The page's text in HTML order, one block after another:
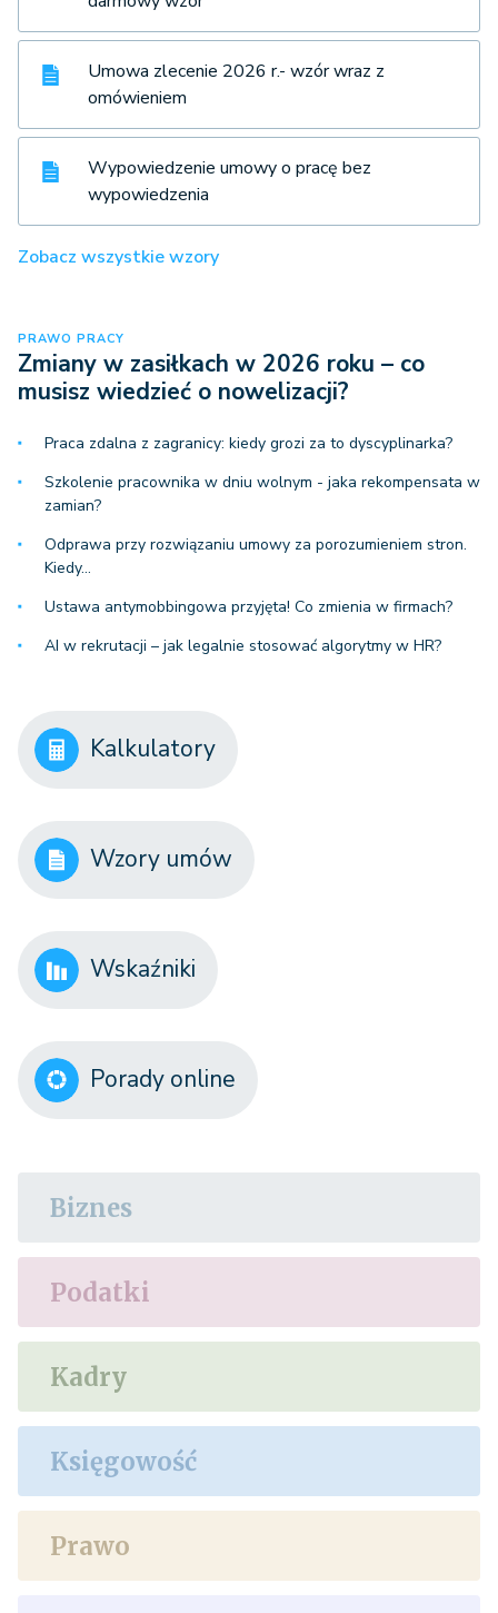
Umowa zlecenie 2026 r.- wzór wraz z
omówieniem
Wypowiedzenie umowy o pracę bez
wypowiedzenia
Zobacz wszystkie wzory
PRAWO PRACY
Zmiany w zasiłkach w 2026 roku – co
musisz wiedzieć o nowelizacji?
Praca zdalna z zagranicy: kiedy grozi za to dyscyplinarka?
Szkolenie pracownika w dniu wolnym - jaka rekompensata w
zamian?
Odprawa przy rozwiązaniu umowy za porozumieniem stron.
Kiedy…
Ustawa antymobbingowa przyjęta! Co zmienia w firmach?
AI w rekrutacji – jak legalnie stosować algorytmy w HR?
Kalkulatory
Wzory umów
Wskaźniki
Porady online
Biznes
Podatki
Kadry
Księgowość
Prawo